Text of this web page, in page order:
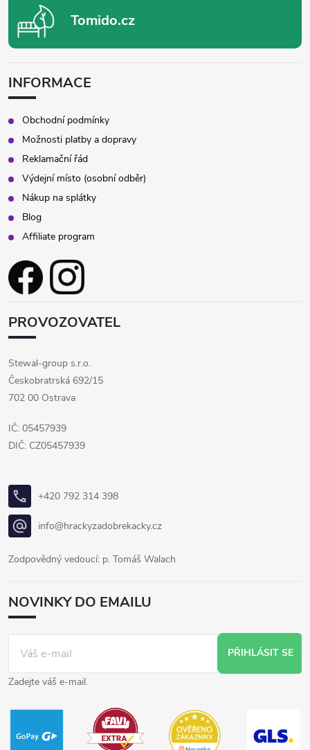
Tomido.cz
INFORMACE
Obchodní podmínky
Možnosti platby a dopravy
Reklamační řád
Výdejní místo (osobní odběr)
Nákup na splátky
Blog
Affiliate program
PROVOZOVATEL
Stewal-group s.r.o.
Českobratrská 692/15
702 00 Ostrava
IČ: 05457939
DIČ: CZ05457939
+420 792 314 398
info@hrackyzadobrekacky.cz
Zodpovědný vedoucí: p. Tomáš Walach
NOVINKY DO EMAILU
PŘIHLÁSIT SE
Zadejte váš e-mail.